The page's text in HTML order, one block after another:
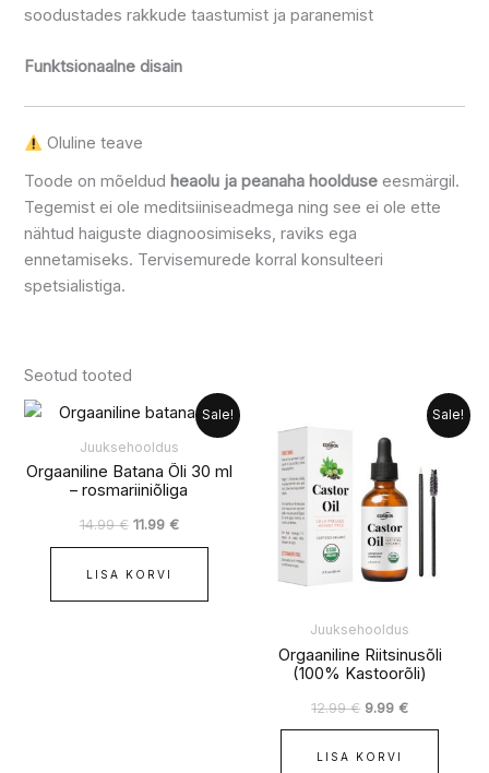
soodustades rakkude taastumist ja paranemist
Funktsionaalne disain
Oluline teave
Toode on mõeldud heaolu ja peanaha hoolduse eesmärgil.
Tegemist ei ole meditsiiniseadmega ning see ei ole ette
nähtud haiguste diagnoosimiseks, raviks ega
ennetamiseks. Tervisemurede korral konsulteeri
spetsialistiga.
Seotud tooted
Sale!
Juuksehooldus
Orgaaniline Batana Õli 30 ml
– rosmariiniõliga
14.99€
Algne
oli:
14.99 €.
11.99 €
Praegune
hind
on:
11.99 €.
LISA KORVI
Sale!
Juuksehooldus
Orgaaniline Riitsinusõli
(100% Kastoorõli)
12.99€
oli:
12.99 €.
9.99€
Praegune
hind
9.99 €.
LISA KORVI